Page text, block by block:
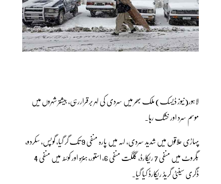
لاہور(نیوز ڈیسک) ملک بھر میں سردی کی لہر برقراررہی، بیشتر شہروں میں
موسم سرد اور خشک رہا۔
پہاڑی علاقوں میں شدید سردی، لہہ میں پارہ منفی 9 تک گر گیا، گوپس، سکردو،
بگروٹ میں منفی 7 ریکارڈ، گلگت منفی 6، استور، ہنزہ اور کوئٹہ میں منفی 4
ڈگری سینٹی گریڈ ریکارڈ کیا گیا۔